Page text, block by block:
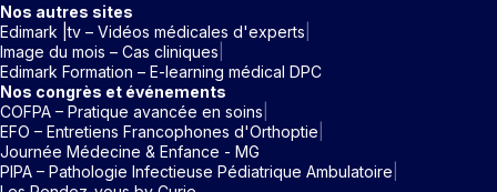
Nos autres sites
Edimark |tv – Vidéos médicales d'experts
Image du mois – Cas cliniques
Edimark Formation – E-learning médical DPC
Nos congrès et événements
COFPA – Pratique avancée en soins
EFO – Entretiens Francophones d'Orthoptie
Journée Médecine & Enfance - MG
PIPA – Pathologie Infectieuse Pédiatrique Ambulatoire